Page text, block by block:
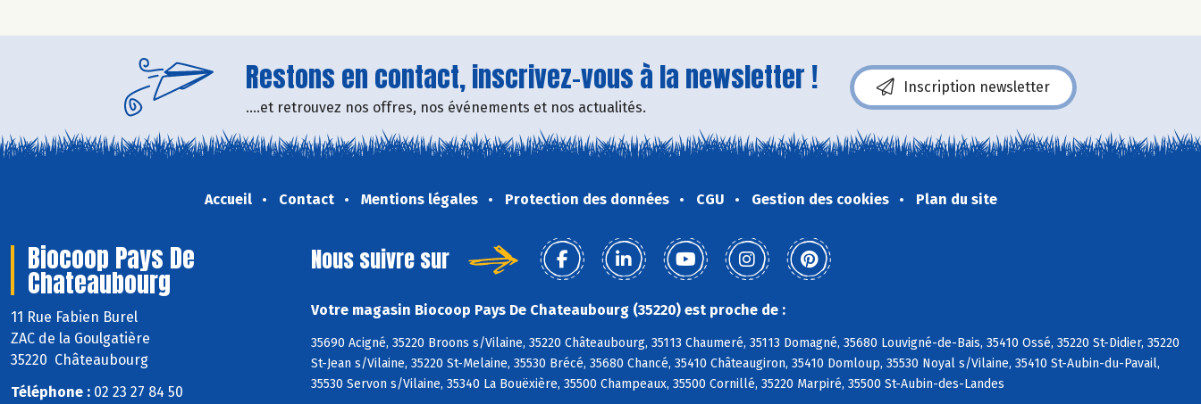
Restons en contact, inscrivez-vous à la newsletter !
....et retrouvez nos offres, nos événements et nos actualités.
Inscription newsletter
Accueil Contact Mentions légales Protection des données CGU Gestion des cookies Plan du site
Biocoop Pays De
Chateaubourg
11 Rue Fabien Burel
ZAC de la Goulgatière
35220 Châteaubourg
Téléphone : 02 23 27 84 50
Nous suivre sur
Votre magasin Biocoop Pays De Chateaubourg (35220) est proche de :
35690 Acigné, 35220 Broons s/Vilaine, 35220 Châteaubourg, 35113 Chaumeré, 35113 Domagné, 35680 Louvigné-de-Bais, 35410 Ossé, 35220 St-Didier, 35220
St-Jean s/Vilaine, 35220 St-Melaine, 35530 Brécé, 35680 Chancé, 35410 Châteaugiron, 35410 Domloup, 35530 Noyal s/Vilaine, 35410 St-Aubin-du-Pavail,
35530 Servon s/Vilaine, 35340 La Bouëxière, 35500 Champeaux, 35500 Cornillé, 35220 Marpiré, 35500 St-Aubin-des-Landes